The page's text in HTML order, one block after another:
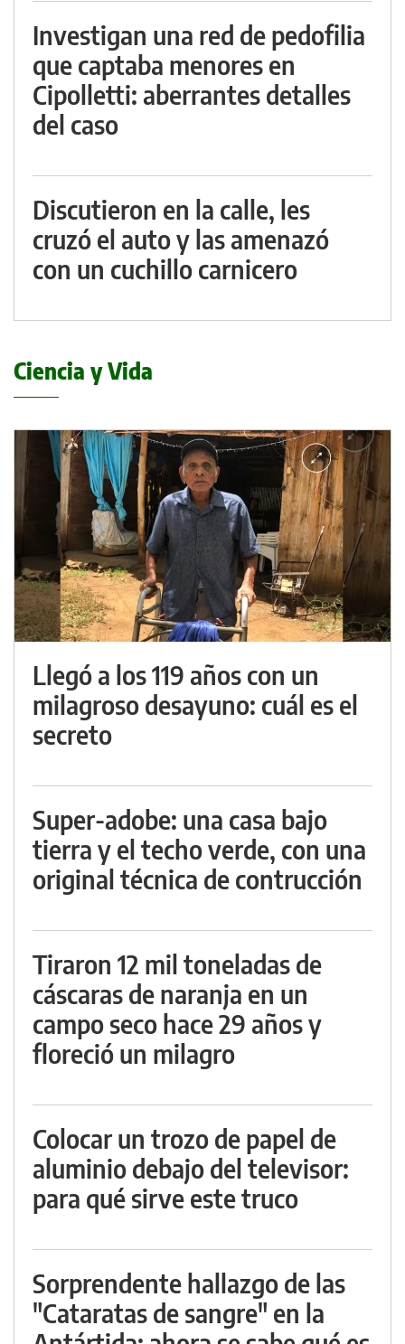
Investigan una red de pedofilia
que captaba menores en
Cipolletti: aberrantes detalles
del caso
Discutieron en la calle, les
cruzó el auto y las amenazó
con un cuchillo carnicero
Ciencia y Vida
Llegó a los 119 años con un
milagroso desayuno: cuál es el
secreto
Super-adobe: una casa bajo
tierra y el techo verde, con una
original técnica de contrucción
Tiraron 12 mil toneladas de
cáscaras de naranja en un
campo seco hace 29 años y
floreció un milagro
Colocar un trozo de papel de
aluminio debajo del televisor:
para qué sirve este truco
Sorprendente hallazgo de las
"Cataratas de sangre" en la